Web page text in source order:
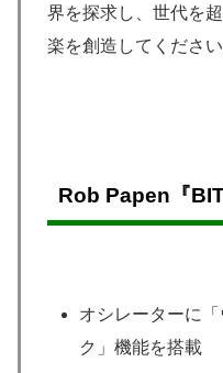
界を探求し、世代を
楽を創造してください
Rob Papen『
オシレーターに
ク」機能を搭載